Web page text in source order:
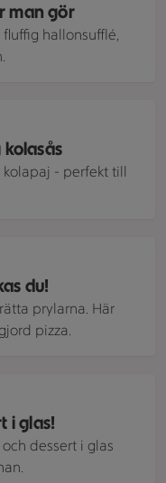
man gör
hallonsufflé,
kolapaj - perfekt till
du!
prylarna. Här
pizza.
i glas!
dessert i glas